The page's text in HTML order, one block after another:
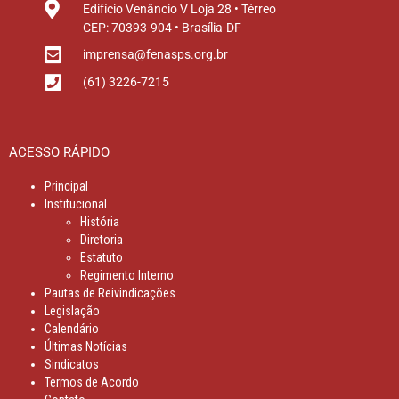
Edifício Venâncio V Loja 28 • Térreo
CEP: 70393-904 • Brasília-DF
imprensa@fenasps.org.br
(61) 3226-7215
ACESSO RÁPIDO
Principal
Institucional
História
Diretoria
Estatuto
Regimento Interno
Pautas de Reivindicações
Legislação
Calendário
Últimas Notícias
Sindicatos
Termos de Acordo